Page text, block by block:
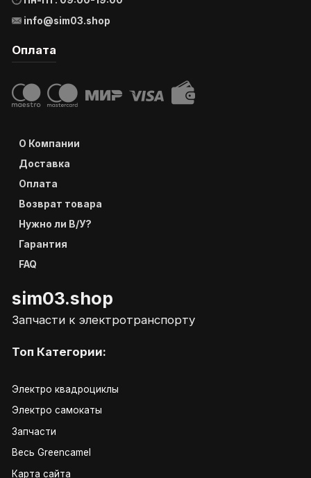
info@sim03.shop
Оплата
О Компании
Доставка
Оплата
Возврат товара
Нужно ли В/У?
Гарантия
FAQ
sim03.shop
Запчасти к электротранспорту
Топ Категории:
Электро квадроциклы
Электро самокаты
Запчасти
Весь Greencamel
Карта сайта